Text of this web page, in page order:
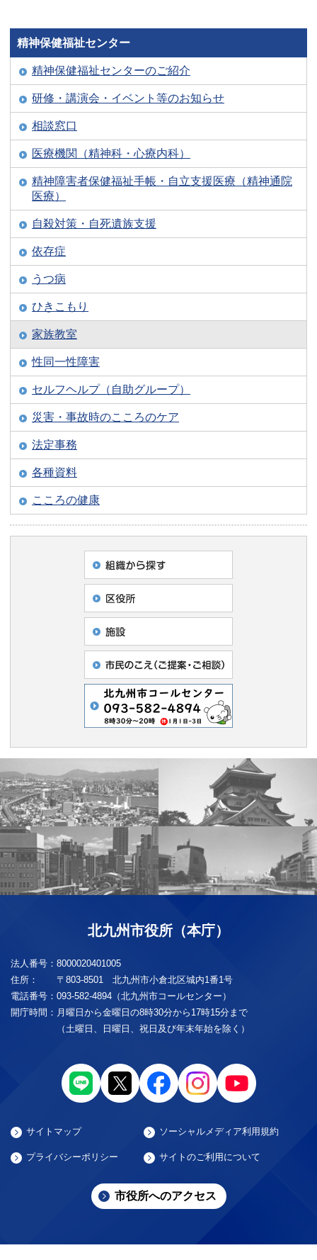
精神保健福祉センター
精神保健福祉センターのご紹介
研修・講演会・イベント等のお知らせ
相談窓口
医療機関（精神科・心療内科）
精神障害者保健福祉手帳・自立支援医療（精神通院
医療）
自殺対策・自死遺族支援
依存症
うつ病
ひきこもり
家族教室
性同一性障害
セルフヘルプ（自助グループ）
災害・事故時のこころのケア
法定事務
各種資料
こころの健康
北九州市役所（本庁）
法人番号： 8000020401005
住所：
〒803-8501 北九州市小倉北区城内1番1号
電話番号： 093-582-4894（北九州市コールセンター）
開庁時間： 月曜日から金曜日の8時30分から17時15分まで
（土曜日、日曜日、祝日及び年末年始を除く）
サイトマップ ソーシャルメディア利用規約
プライバシーポリシー サイトのご利用について
市役所へのアクセス